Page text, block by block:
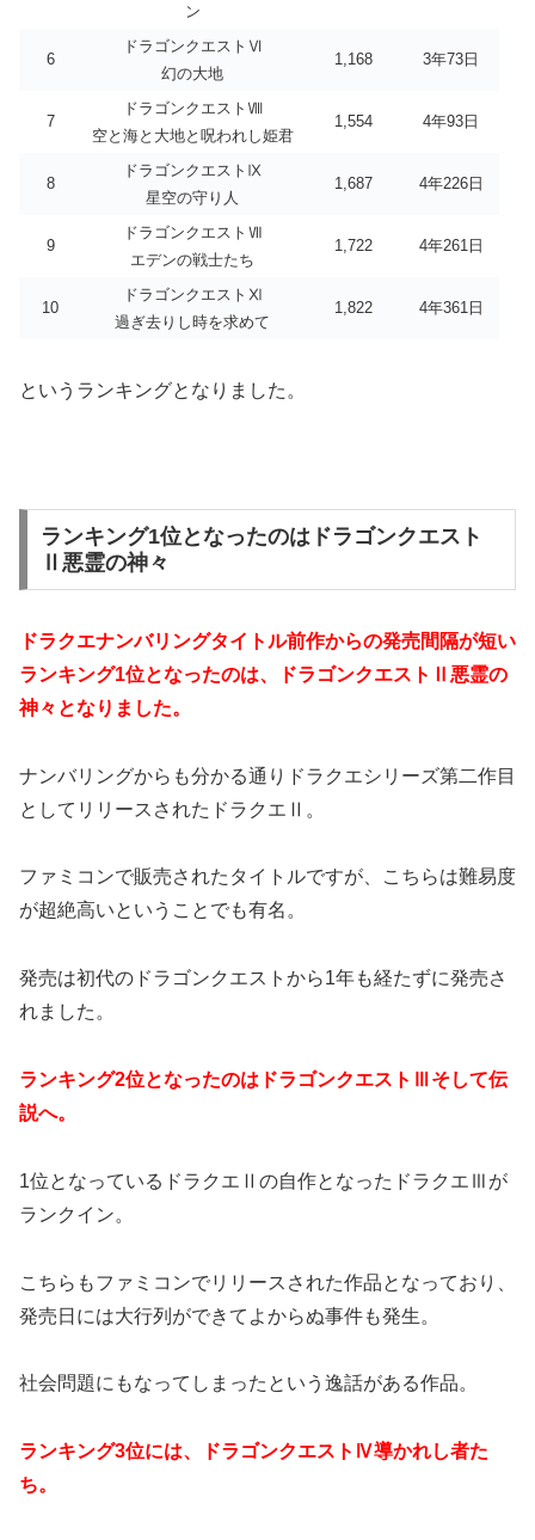
ン
6
ドラゴンクエストⅥ
幻の大地
1,168 3年73日
7
ドラゴンクエストⅧ
空と海と大地と呪われし姫君
1,554 4年93日
8
ドラゴンクエストⅨ
星空の守り人
1,687 4年226日
9
ドラゴンクエストⅦ
エデンの戦士たち
1,722 4年261日
10
ドラゴンクエストⅪ
過ぎ去りし時を求めて
1,822 4年361日
というランキングとなりました。
ランキング1位となったのはドラゴンクエスト
Ⅱ悪霊の神々
ドラクエナンバリングタイトル前作からの発売間隔が短い
ランキング1位となったのは、ドラゴンクエストⅡ悪霊の
神々となりました。
ナンバリングからも分かる通りドラクエシリーズ第二作目
としてリリースされたドラクエⅡ。
ファミコンで販売されたタイトルですが、こちらは難易度
が超絶高いということでも有名。
発売は初代のドラゴンクエストから1年も経たずに発売さ
れました。
ランキング2位となったのはドラゴンクエストⅢそして伝
説へ。
1位となっているドラクエⅡの自作となったドラクエⅢが
ランクイン。
こちらもファミコンでリリースされた作品となっており、
発売日には大行列ができてよからぬ事件も発生。
社会問題にもなってしまったという逸話がある作品。
ランキング3位には、ドラゴンクエストⅣ導かれし者た
ち。